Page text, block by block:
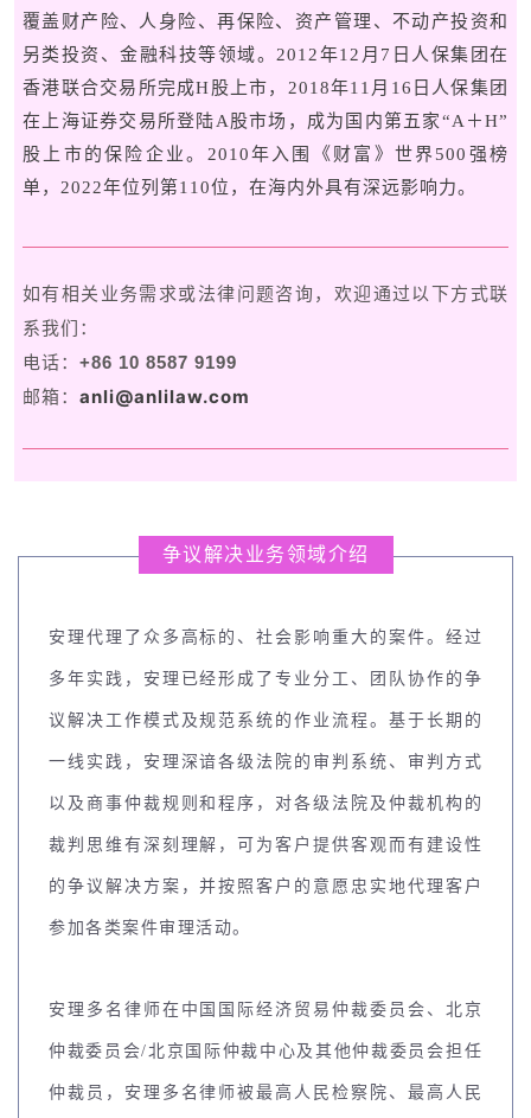
覆盖财产险、人身险、再保险、资产管理、不动产投资和
另类投资、金融科技等领域。2012年12月7日人保集团在
香港联合交易所完成H股上市，2018年11月16日人保集团
在上海证券交易所登陆A股市场，成为国内第五家“A＋H”
股上市的保险企业。2010年入围《财富》世界500强榜
单，2022年位列第110位，在海内外具有深远影响力。
如有相关业务需求或法律问题咨询，欢迎通过以下方式联
系我们：
电话： +86 10 8587 9199
邮箱： anli@anlilaw.com
争议解决业务领域介绍
安理代理了众多高标的、社会影响重大的案件。经过
多年实践，安理已经形成了专业分工、团队协作的争
议解决工作模式及规范系统的作业流程。基于长期的
一线实践，安理深谙各级法院的审判系统、审判方式
以及商事仲裁规则和程序，对各级法院及仲裁机构的
裁判思维有深刻理解，可为客户提供客观而有建设性
的争议解决方案，并按照客户的意愿忠实地代理客户
参加各类案件审理活动。
安理多名律师在中国国际经济贸易仲裁委员会、北京
仲裁委员会/北京国际仲裁中心及其他仲裁委员会担任
仲裁员，安理多名律师被最高人民检察院、最高人民